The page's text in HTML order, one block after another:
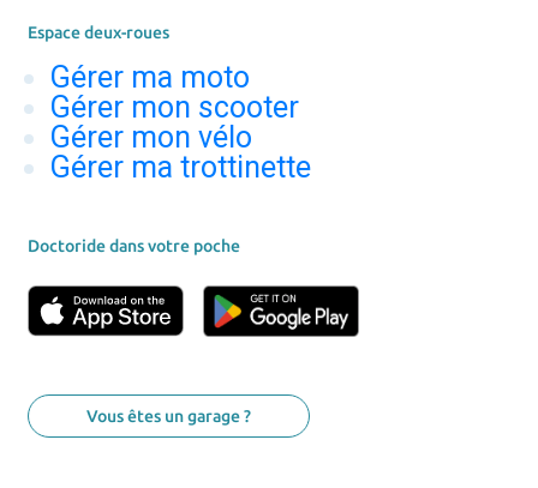
Espace deux-roues
Gérer ma moto
Gérer mon scooter
Gérer mon vélo
Gérer ma trottinette
Doctoride dans votre poche
Vous êtes un garage ?